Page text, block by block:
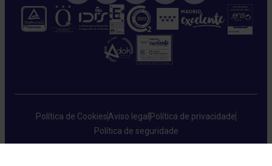
Política de CookiesAviso legal Política de privacidade
Política de seguridade